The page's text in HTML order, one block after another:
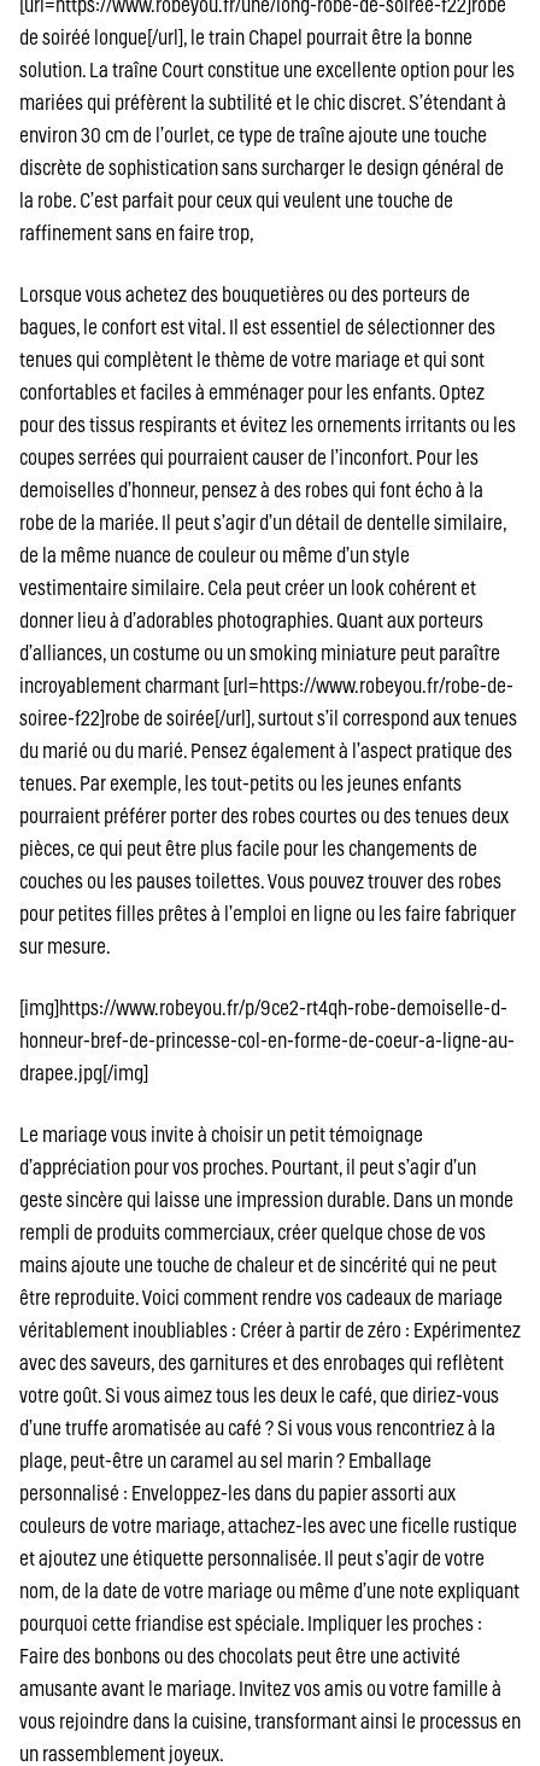
[url=https://www.robeyou.fr/une/long-robe-de-soiree-f22]robe
de soiréé longue[/url], le train Chapel pourrait être la bonne
solution. La traîne Court constitue une excellente option pour les
mariées qui préfèrent la subtilité et le chic discret. S’étendant à
environ 30 cm de l’ourlet, ce type de traîne ajoute une touche
discrète de sophistication sans surcharger le design général de
la robe. C’est parfait pour ceux qui veulent une touche de
raffinement sans en faire trop,
Lorsque vous achetez des bouquetières ou des porteurs de
bagues, le confort est vital. Il est essentiel de sélectionner des
tenues qui complètent le thème de votre mariage et qui sont
confortables et faciles à emménager pour les enfants. Optez
pour des tissus respirants et évitez les ornements irritants ou les
coupes serrées qui pourraient causer de l’inconfort. Pour les
demoiselles d’honneur, pensez à des robes qui font écho à la
robe de la mariée. Il peut s’agir d’un détail de dentelle similaire,
de la même nuance de couleur ou même d’un style
vestimentaire similaire. Cela peut créer un look cohérent et
donner lieu à d’adorables photographies. Quant aux porteurs
d’alliances, un costume ou un smoking miniature peut paraître
incroyablement charmant [url=https://www.robeyou.fr/robe-de-
soiree-f22]robe de soirée[/url], surtout s’il correspond aux tenues
du marié ou du marié. Pensez également à l’aspect pratique des
tenues. Par exemple, les tout-petits ou les jeunes enfants
pourraient préférer porter des robes courtes ou des tenues deux
pièces, ce qui peut être plus facile pour les changements de
couches ou les pauses toilettes. Vous pouvez trouver des robes
pour petites filles prêtes à l’emploi en ligne ou les faire fabriquer
sur mesure.
[img]https://www.robeyou.fr/p/9ce2-rt4qh-robe-demoiselle-d-
honneur-bref-de-princesse-col-en-forme-de-coeur-a-ligne-au-
drapee.jpg[/img]
Le mariage vous invite à choisir un petit témoignage
d’appréciation pour vos proches. Pourtant, il peut s’agir d’un
geste sincère qui laisse une impression durable. Dans un monde
rempli de produits commerciaux, créer quelque chose de vos
mains ajoute une touche de chaleur et de sincérité qui ne peut
être reproduite. Voici comment rendre vos cadeaux de mariage
véritablement inoubliables : Créer à partir de zéro : Expérimentez
avec des saveurs, des garnitures et des enrobages qui reflètent
votre goût. Si vous aimez tous les deux le café, que diriez-vous
d’une truffe aromatisée au café ? Si vous vous rencontriez à la
plage, peut-être un caramel au sel marin ? Emballage
personnalisé : Enveloppez-les dans du papier assorti aux
couleurs de votre mariage, attachez-les avec une ficelle rustique
et ajoutez une étiquette personnalisée. Il peut s’agir de votre
nom, de la date de votre mariage ou même d’une note expliquant
pourquoi cette friandise est spéciale. Impliquer les proches :
Faire des bonbons ou des chocolats peut être une activité
amusante avant le mariage. Invitez vos amis ou votre famille à
vous rejoindre dans la cuisine, transformant ainsi le processus en
un rassemblement joyeux.